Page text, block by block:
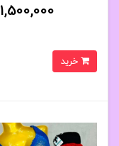
1,500,000